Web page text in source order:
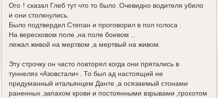
Ого ! сказал Глеб тут что то было .Очевидно водителя убило
и они столкнулись.
Было подтвердил Степан и проговорил в пол голоса :
На вересковом поле ,на поле боевом …
лежал живой на мертвом ,а мертвый на живом.
Эту строчку он часто повторял когда они прятались в
туннелях «Азовстали» . То был ад настоящий не
придуманный итальянцем Данте ,а осязаемый стонами
раненных ,запахом крови и постоянными взрывами ,грохотом